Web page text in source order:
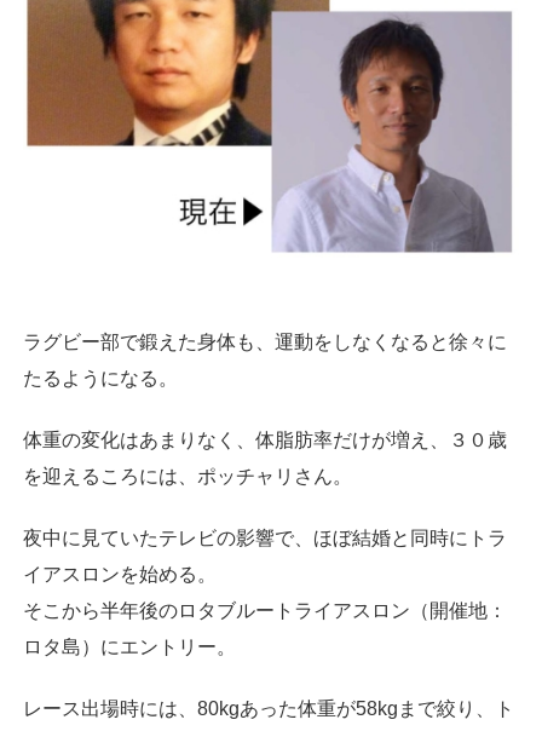
ラグビー部で鍛えた身体も、運動をしなくなると徐々に
たるようになる。
体重の変化はあまりなく、体脂肪率だけが増え、３０歳
を迎えるころには、ポッチャリさん。
夜中に見ていたテレビの影響で、ほぼ結婚と同時にトラ
イアスロンを始める。
そこから半年後のロタブルートライアスロン（開催地：
ロタ島）にエントリー。
レース出場時には、 80kgあった体重が58kgまで絞り、ト